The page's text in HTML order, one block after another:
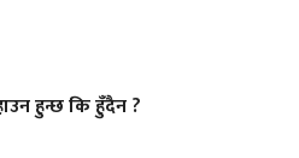
हुन्छ कि हुँदैन ?